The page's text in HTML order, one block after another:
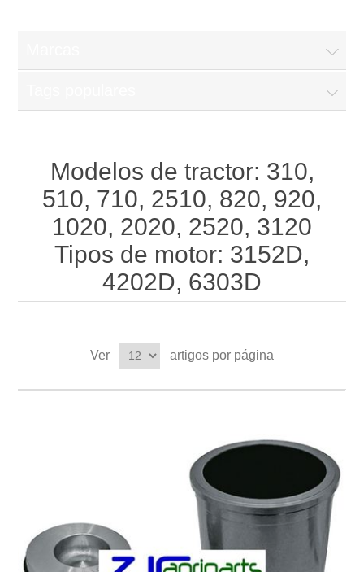
Modelos de tractor: 310,
510, 710, 2510, 820, 920,
1020, 2020, 2520, 3120
Tipos de motor: 3152D,
4202D, 6303D
Ver artigos por página